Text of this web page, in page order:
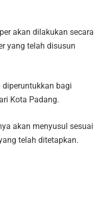
akan dilakukan secara
yang telah disusun
bagi
Kota Padang.
akan menyusul sesuai
telah ditetapkan.